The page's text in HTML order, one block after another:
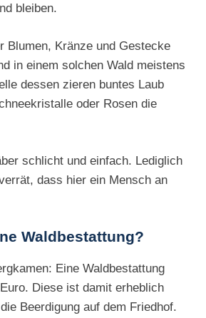
bleiben.
Blumen, Kränze und Gestecke
in einem solchen Wald meistens
dessen zieren buntes Laub
oder Rosen die
schlicht und einfach. Lediglich
dass hier ein Mensch an
Waldbestattung?
Eine Waldbestattung
Diese ist damit erheblich
Beerdigung auf dem Friedhof.